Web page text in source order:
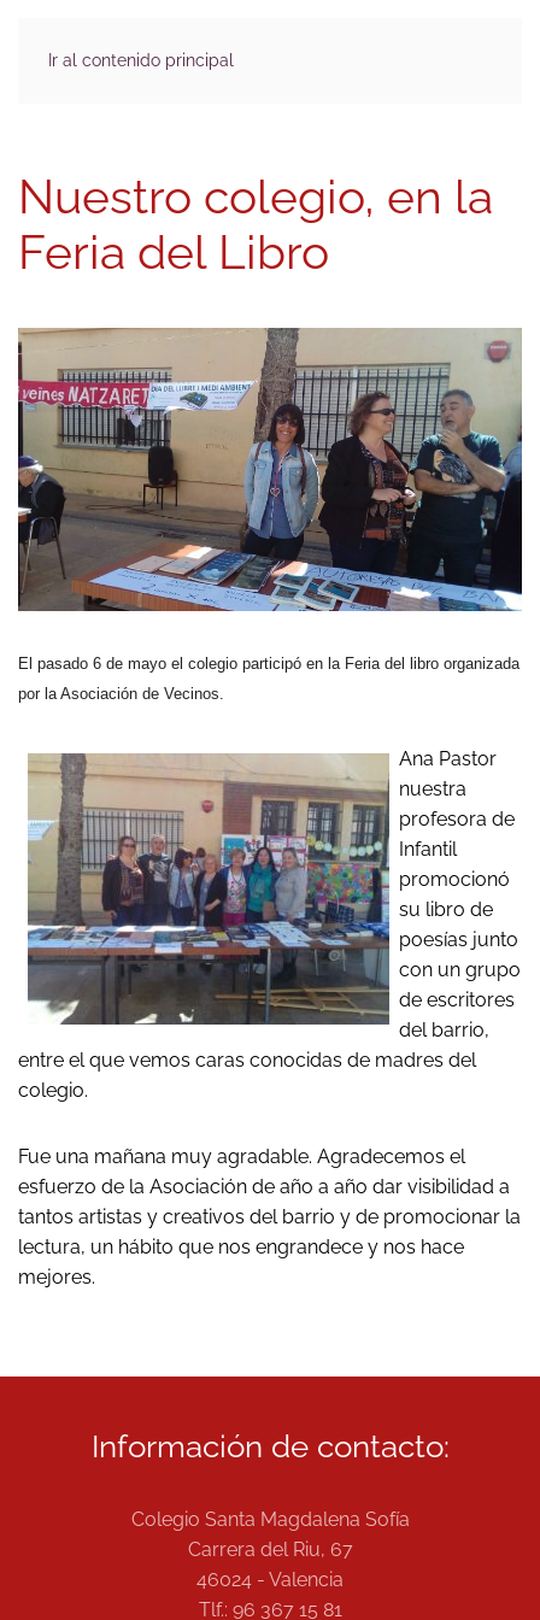
Ir al contenido principal
Nuestro colegio, en la
Feria del Libro
El pasado 6 de mayo el colegio participó en la Feria del libro organizada
por la Asociación de Vecinos.
Ana Pastor
nuestra
profesora de
Infantil
promocionó
su libro de
poesías junto
con un grupo
de escritores
del barrio,
entre el que vemos caras conocidas de madres del
colegio.
Fue una mañana muy agradable. Agradecemos el
esfuerzo de la Asociación de año a año dar visibilidad a
tantos artistas y creativos del barrio y de promocionar la
lectura, un hábito que nos engrandece y nos hace
mejores.
Información de contacto:
Colegio Santa Magdalena Sofía
Carrera del Riu, 67
46024 - Valencia
Tlf.: 96 367 15 81